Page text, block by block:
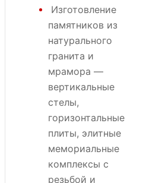
Изготовление
памятников из
натурального
гранита и
мрамора —
вертикальные
стелы,
горизонтальные
плиты, элитные
мемориальные
комплексы с
резьбой и